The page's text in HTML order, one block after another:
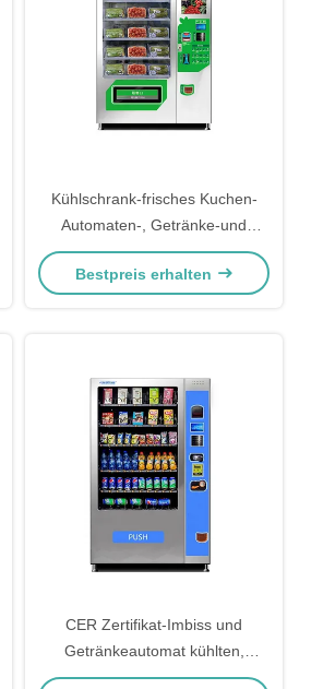
Kühlschrank-frisches Kuchen-
Automaten-, Getränke-und
Imbiss-Automaten Soem
Bestpreis erhalten
CER Zertifikat-Imbiss und
Getränkeautomat kühlten,
automatisierter Automat